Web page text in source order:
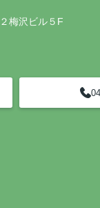
梅沢ビル５F